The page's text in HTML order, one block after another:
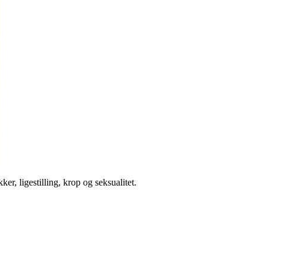
ligestilling, krop og seksualitet.